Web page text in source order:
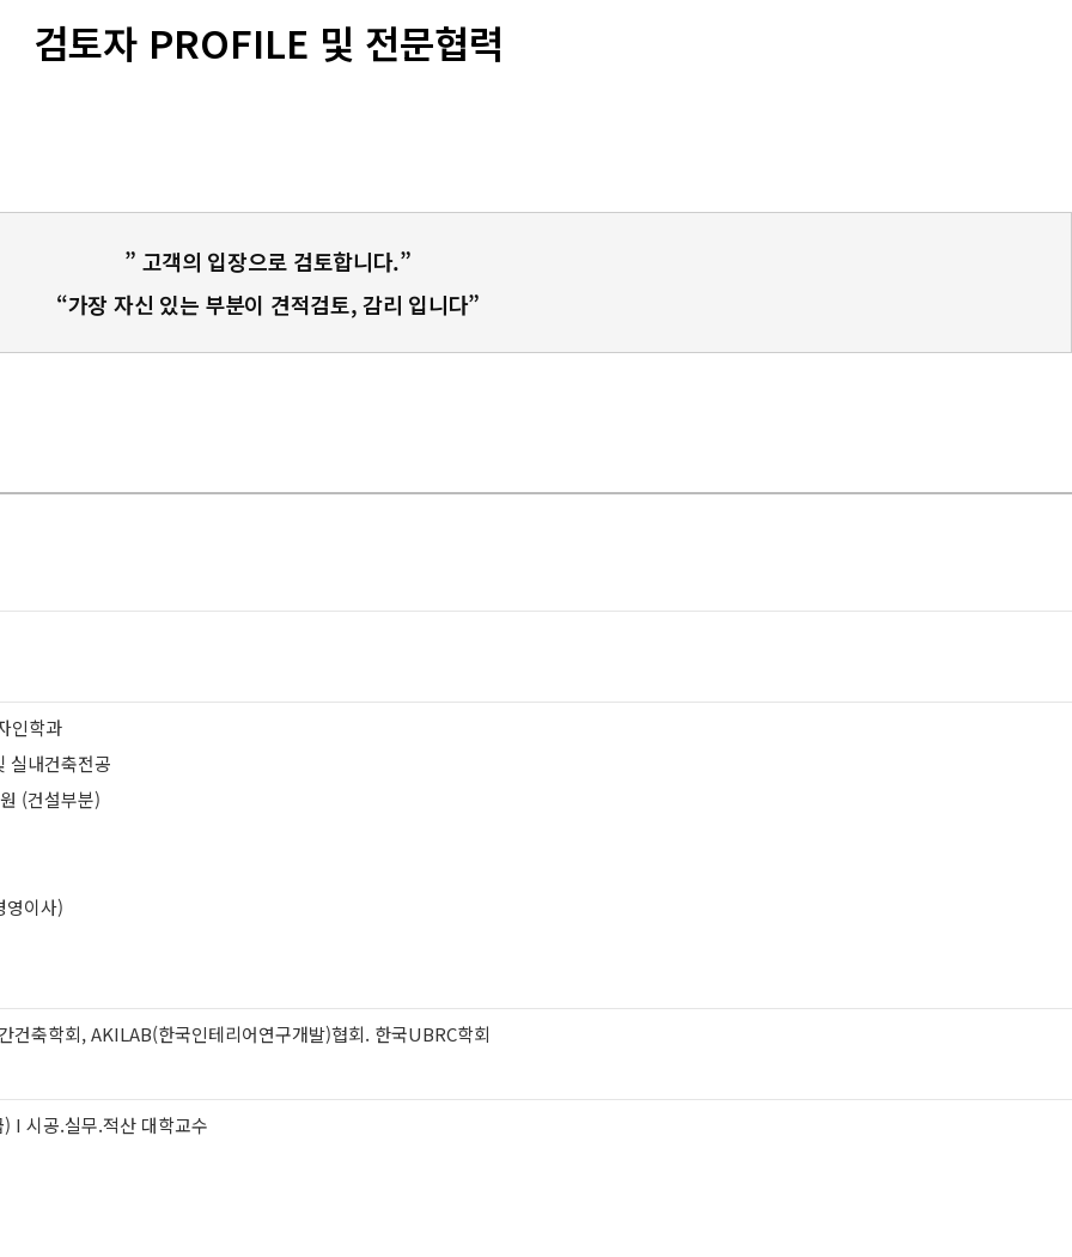
검토자 PROFILE 및 전문협력
” 고객의 입장으로 검토합니다.”
“가장 자신 있는 부분이 견적검토, 감리 입니다”
인학과
실내건축전공
(건설부분)
영이사)
건축학회, AKILAB(한국인테리어연구개발)협회. 한국UBRC학회
I 시공.실무.적산 대학교수